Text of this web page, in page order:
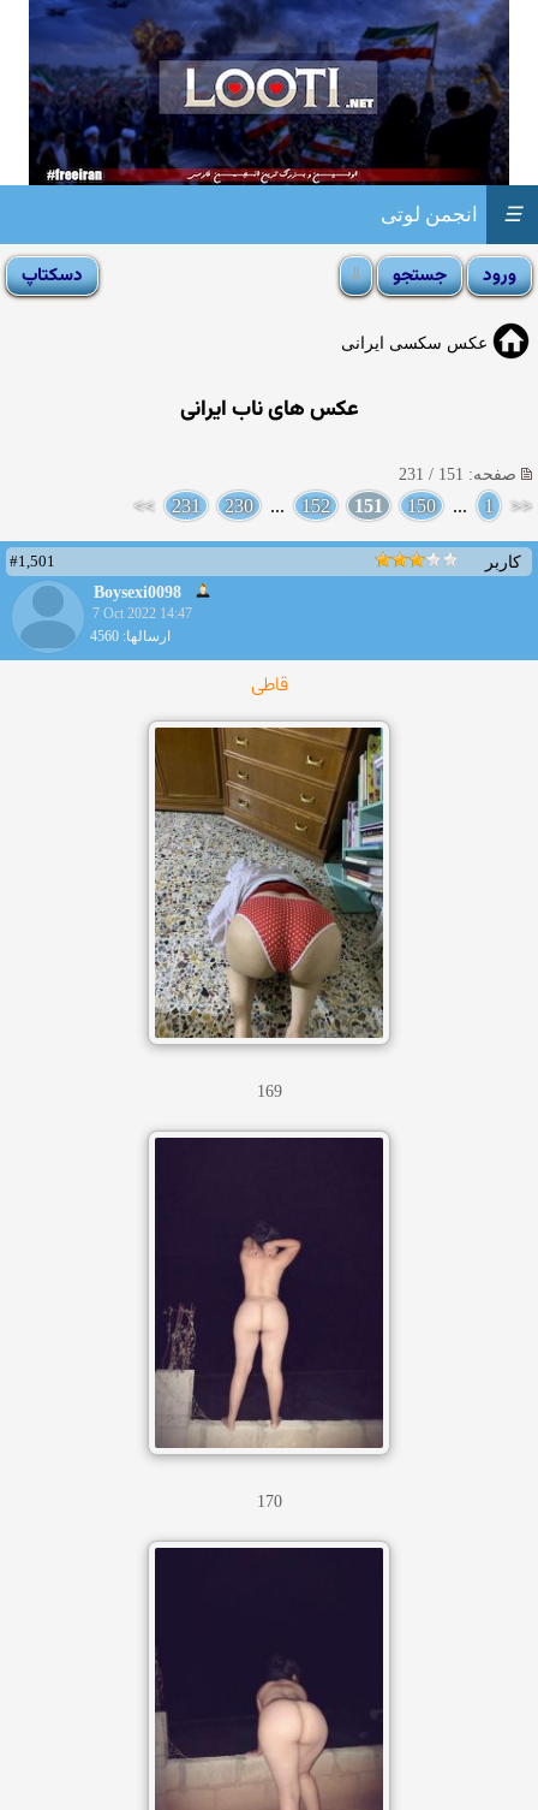
انجمن لوتی ☰
عکس سکسی ایرانی
عکس های ناب ایرانی
صفحه: 151 / 231
<<
1
...
150
151
152
...
230
231
>>
کاربر
#1,501
Boysexi0098
7 Oct 2022 14:47
ارسالها: 4560
قاطی
169
170